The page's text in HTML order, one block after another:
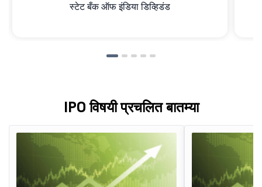
स्टेट बँक ऑफ इंडिया डिव्हिडंड
IPO विषयी प्रचलित बातम्या